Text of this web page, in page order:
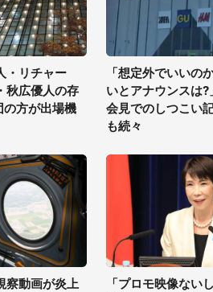
・リチャー
秋広優人の存
の方が出場機
「想定外でいいの
いとアナウンスは
会見でのしつこい
も続々
察動画が炎上
「プロモ映像ない